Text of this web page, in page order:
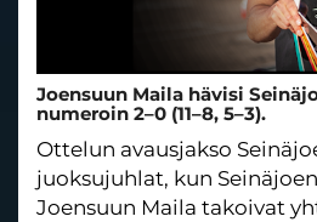
Joensuun Maila hävisi
numeroin 2–0 (11–8, 5–3).
Ottelun avausjakso
juoksujuhlat, kun
Joensuun Maila takoivat